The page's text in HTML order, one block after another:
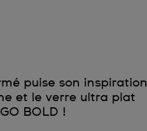
puise son inspiration
et le verre ultra plat
BOLD !